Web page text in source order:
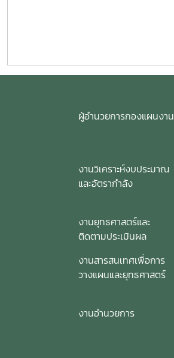
ผู้อำนวยการกองแผนงาน
งานวิเคราะห์งบประมาณ
และอัตรากำลัง
งานยุทธศาสตร์และ
ติดตามประเมินผล
งานสารสนเทศเพื่อการ
วางแผนและยุทธศาสตร์
งานอำนวยการ